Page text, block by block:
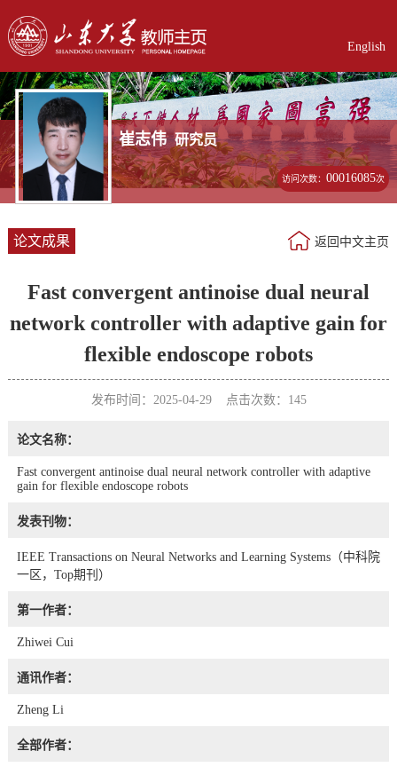
English
崔志伟 研究员
访问次数：00016085次
论文成果 返回中文主页
Fast convergent antinoise dual neural
network controller with adaptive gain for
flexible endoscope robots
发布时间：2025-04-29 点击次数： 145
论文名称：
Fast convergent antinoise dual neural network controller with adaptive
gain for flexible endoscope robots
发表刊物：
IEEE Transactions on Neural Networks and Learning Systems（中科院
一区，Top期刊）
第一作者：
Zhiwei Cui
通讯作者：
Zheng Li
全部作者：